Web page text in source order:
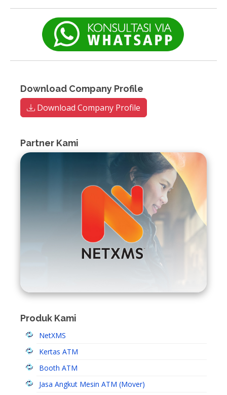
Download Company Profile
Download Company Profile
Partner Kami
Produk Kami
NetXMS
Kertas ATM
Booth ATM
Jasa Angkut Mesin ATM (Mover)